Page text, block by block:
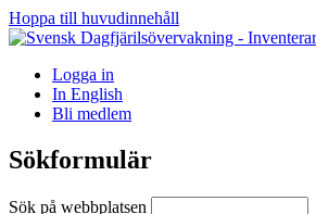
Hoppa till huvudinnehåll
Logga in
In English
Bli medlem
Sökformulär
Sök på webbplatsen